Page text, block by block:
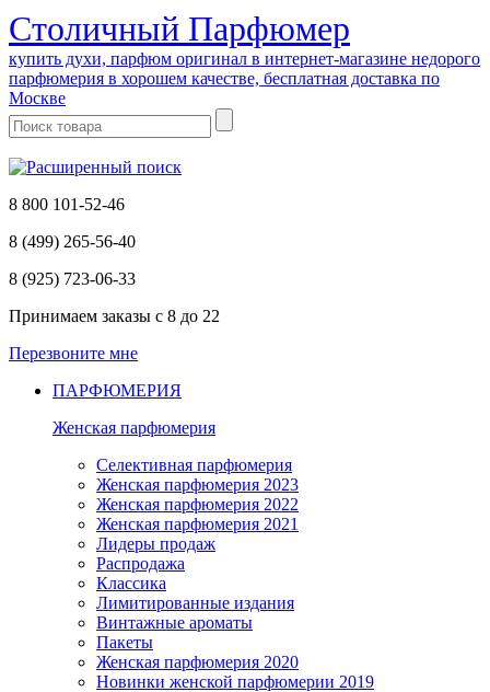
Cтоличный Парфюмер
купить духи, парфюм оригинал в интернет-магазине недорого
парфюмерия в хорошем качестве, бесплатная доставка по
Москве
8 800 101-52-46
8 (499) 265-56-40
8 (925) 723-06-33
Принимаем заказы с 8 до 22
Перезвоните мне
ПАРФЮМЕРИЯ
Женская парфюмерия
Селективная парфюмерия
Женская парфюмерия 2023
Женская парфюмерия 2022
Женская парфюмерия 2021
Лидеры продаж
Распродажа
Классика
Лимитированные издания
Винтажные ароматы
Пакеты
Женская парфюмерия 2020
Новинки женской парфюмерии 2019